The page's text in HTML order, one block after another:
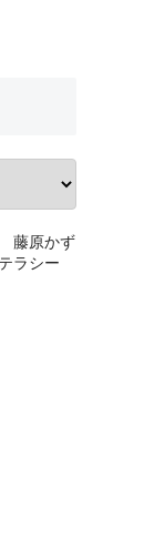
藤原かず
ラシー